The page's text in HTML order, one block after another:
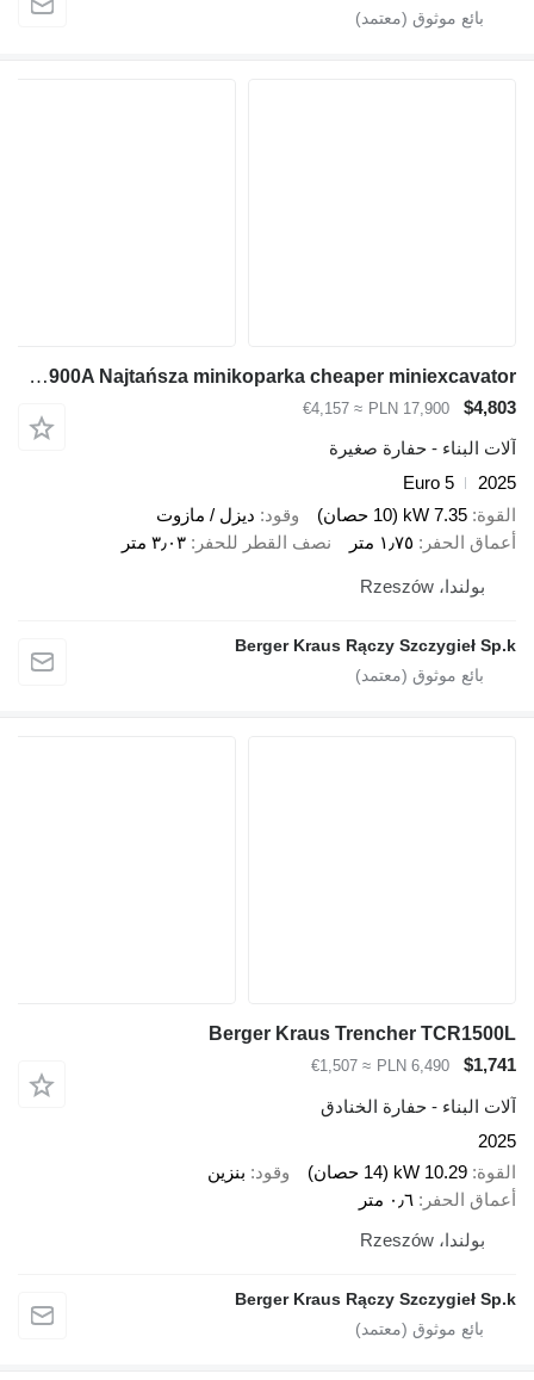
Berger Kraus BK900A Najtańsza minikoparka cheaper miniexcavator
$4,803
PLN 17,900
≈ €4,157
آلات البناء - حفارة صغيرة
2025
Euro 5
القوة 7.35 kW (10 حصان) وقود ديزل / مازوت
أعماق الحفر
١٫٧٥ متر نصف القطر للحفر ٣٫٠٣ متر
بولندا، Rzeszów
Berger Kraus Rączy Szczygieł Sp.k
Berger Kraus Trencher TCR1500L
$1,741
PLN 6,490
≈ €1,507
آلات البناء - حفارة الخنادق
2025
القوة 10.29 kW (14 حصان) وقود بنزين
أعماق الحفر
٠٫٦ متر
بولندا، Rzeszów
Berger Kraus Rączy Szczygieł Sp.k